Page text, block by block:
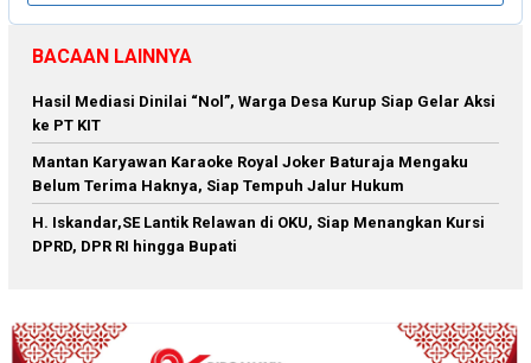
BACAAN LAINNYA
Hasil Mediasi Dinilai “Nol”, Warga Desa Kurup Siap Gelar Aksi
ke PT KIT
Mantan Karyawan Karaoke Royal Joker Baturaja Mengaku
Belum Terima Haknya, Siap Tempuh Jalur Hukum
H. Iskandar,SE Lantik Relawan di OKU, Siap Menangkan Kursi
DPRD, DPR RI hingga Bupati